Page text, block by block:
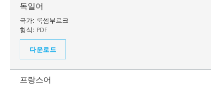
독일어
국가: 룩셈부르크
형식: PDF
다운로드
프랑스어